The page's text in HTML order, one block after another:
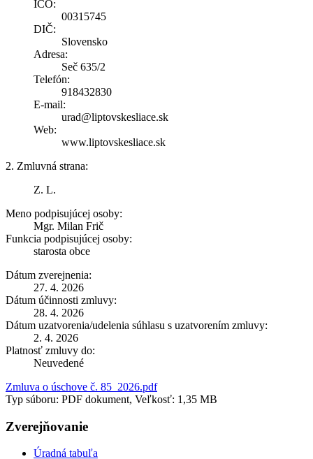
IČO:
00315745
DIČ:
Slovensko
Adresa:
Seč 635/2
Telefón:
918432830
E-mail:
urad@liptovskesliace.sk
Web:
www.liptovskesliace.sk
2. Zmluvná strana:
Z. L.
Meno podpisujúcej osoby:
Mgr. Milan Frič
Funkcia podpisujúcej osoby:
starosta obce
Dátum zverejnenia:
27. 4. 2026
Dátum účinnosti zmluvy:
28. 4. 2026
Dátum uzatvorenia/udelenia súhlasu s uzatvorením zmluvy:
2. 4. 2026
Platnosť zmluvy do:
Neuvedené
Zmluva o úschove č. 85_2026.pdf
Typ súboru: PDF dokument, Veľkosť: 1,35 MB
Zverejňovanie
Úradná tabuľa